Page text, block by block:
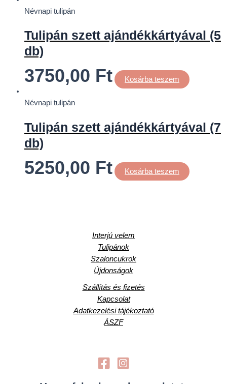
Névnapi tulipán
Tulipán szett ajándékkártyával (5
db)
3750,00 Ft Kosárba teszem
Névnapi tulipán
Tulipán szett ajándékkártyával (7
db)
5250,00 Ft Kosárba teszem
Interjú velem
Tulipánok
Szaloncukrok
Újdonságok
Szállítás és fizetés
Kapcsolat
Adatkezelési tájékoztató
ÁSZF